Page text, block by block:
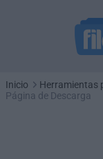
Inicio Herramientas
Página de Descarga